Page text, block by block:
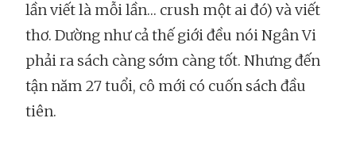
lần viết là mỗi lần… crush một ai đó) và viết
thơ. Dường như cả thế giới đều nói Ngân Vi
phải ra sách càng sớm càng tốt. Nhưng đến
tận năm 27 tuổi, cô mới có cuốn sách đầu
tiên.